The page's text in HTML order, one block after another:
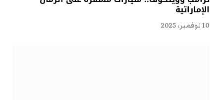
الإماراتية
10 نوفمبر، 2025